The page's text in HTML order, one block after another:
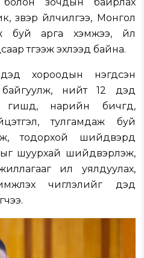
үзвэр үйлчилгээ, Монгол
буй арга хэмжээ, үйл
түгээж эхлээд байна.
хороодын нэгдсэн
байгуулж, нийт 12 дэд
нарийн бичгүүд,
тулгамдаж буй
тодорхой шийдвэрүүд
шуурхай шийдвэрлэж,
илүү уялдуулах,
чиглэлийг дэд